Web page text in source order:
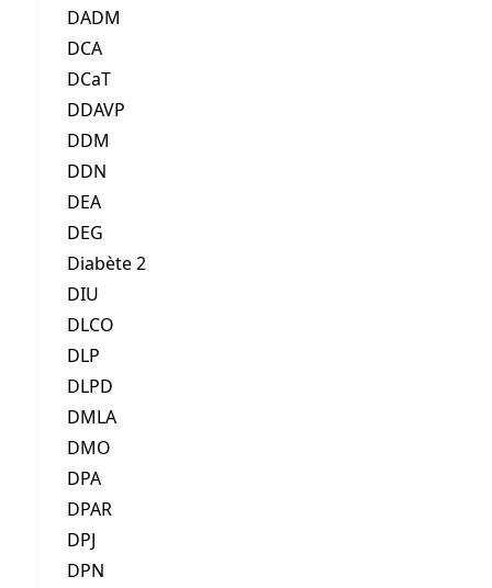
DADM
DCA
DCaT
DDAVP
DDM
DDN
DEA
DEG
Diabète 2
DIU
DLCO
DLP
DLPD
DMLA
DMO
DPA
DPAR
DPJ
DPN